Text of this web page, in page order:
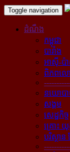
Toggle navigation
ដំណឹង
កម្ពុជា
បារាំង
អាស៊ី-ប៉
ពិភពល
នយោប
សង្គម
សេដ្ឋកិច្ច
គ្រោះ យុ
បរិស្ថាន